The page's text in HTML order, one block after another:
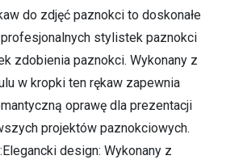
do zdjęć paznokci to doskonałe
stylistek paznokci
zdobienia paznokci. Wykonany z
w kropki ten rękaw zapewnia
oprawę dla prezentacji
projektów paznokciowych.
design: Wykonany z